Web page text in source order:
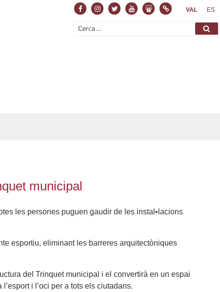
FacebookInstagram
TwitterYoutubeSlideshare
NormasVAL ES
Cerca:
municipal
les persones puguen gaudir de les instal•lacions
esportiu, eliminant les barreres arquitectòniques
del Trinquet municipal i el convertirà en un espai
i l’oci per a tots els ciutadans.